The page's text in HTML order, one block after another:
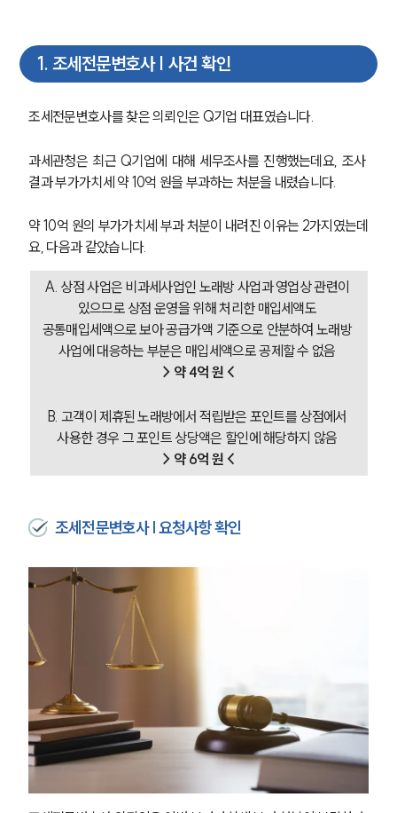
1. 조세전문변호사 | 사건 확인
조세전문변호사를 찾은 의뢰인은 Q기업 대표였습니다.
과세관청은 최근 Q기업에 대해 세무조사를 진행했는데요, 조사
결과 부가가치세 약 10억 원을 부과하는 처분을 내렸습니다.
약 10억 원의 부가가치세 부과 처분이 내려진 이유는 2가지였는데
요, 다음과 같았습니다.
A. 상점 사업은 비과세사업인 노래방 사업과 영업상 관련이
있으므로 상점 운영을 위해 처리한 매입세액도
공통매입세액으로 보아 공급가액 기준으로 안분하여 노래방
사업에 대응하는 부분은 매입세액으로 공제할 수 없음
> 약 4억 원 <
B. 고객이 제휴된 노래방에서 적립받은 포인트를 상점에서
사용한 경우 그 포인트 상당액은 할인에 해당하지 않음
> 약 6억 원 <
조세전문변호사 | 요청사항 확인